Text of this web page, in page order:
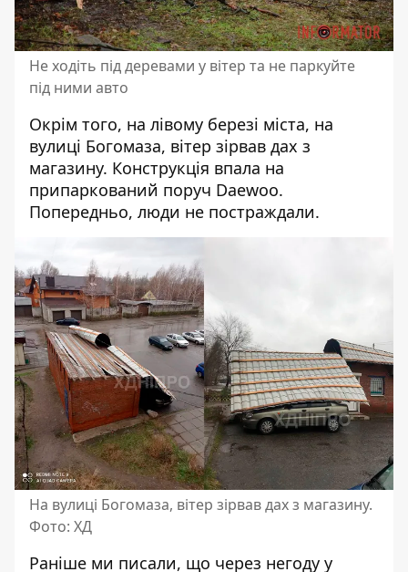
Не ходіть під деревами у вітер та не паркуйте
під ними авто
Окрім того, на лівому березі міста, на
вулиці Богомаза, вітер зірвав дах з
магазину. Конструкція впала на
припаркований поруч Daewoo.
Попередньо, люди не постраждали.
На вулиці Богомаза, вітер зірвав дах з магазину.
Фото: ХД
Раніше ми писали, що через негоду у